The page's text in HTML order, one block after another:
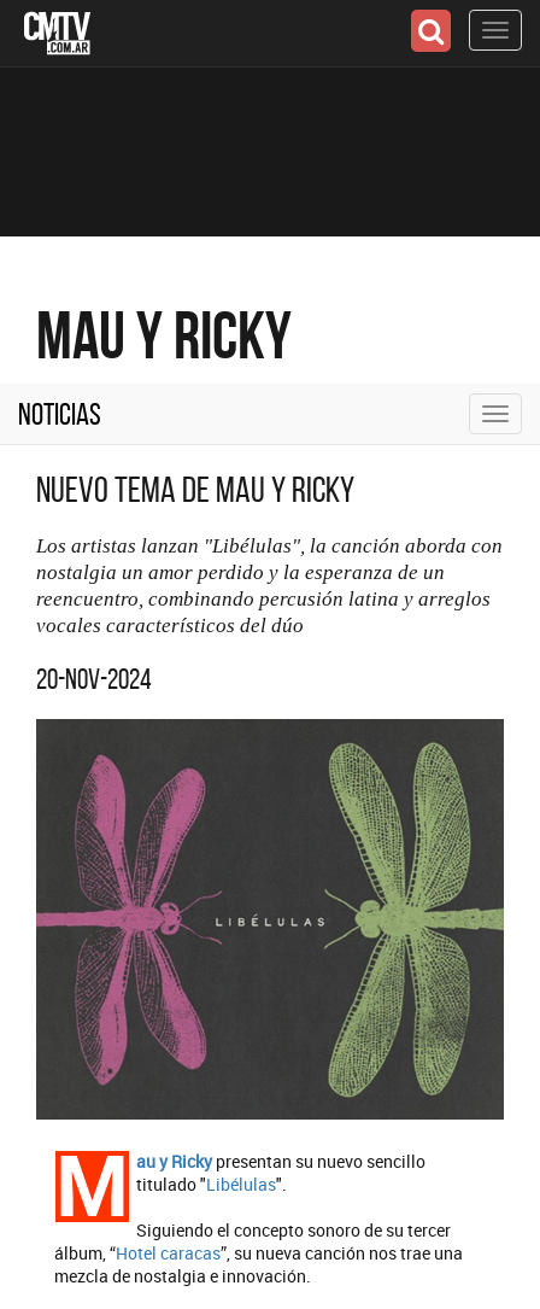
Mau y Ricky
Noticias
Nuevo tema de Mau y Ricky
Los artistas lanzan "Libélulas", la canción aborda con
nostalgia un amor perdido y la esperanza de un
reencuentro, combinando percusión latina y arreglos
vocales característicos del dúo
20-nov-2024
M au y Rickypresentan su nuevo sencillo
titulado "Libélulas".
Siguiendo el concepto sonoro de su tercer
álbum, “Hotel caracas”, su nueva canción nos trae una
mezcla de nostalgia e innovación.